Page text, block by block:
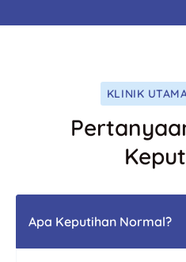
KLINIK
Apa Keputihan Normal?